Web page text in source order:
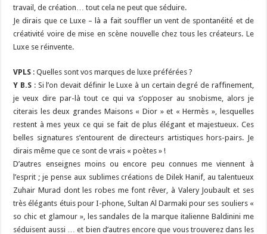
travail, de création… tout cela ne peut que séduire.
Je dirais que ce Luxe – là a fait souffler un vent de spontanéité et de
créativité voire de mise en scène nouvelle chez tous les créateurs. Le
Luxe se réinvente.
VPLS : Quelles sont vos marques de luxe préférées ?
Y B.S : Si l’on devait définir le Luxe à un certain degré de raffinement,
je veux dire par-là tout ce qui va s’opposer au snobisme, alors je
citerais les deux grandes Maisons « Dior » et « Hermès », lesquelles
restent à mes yeux ce qui se fait de plus élégant et majestueux. Ces
belles signatures s’entourent de directeurs artistiques hors-pairs. Je
dirais même que ce sont de vrais « poètes » !
D’autres enseignes moins ou encore peu connues me viennent à
l’esprit ; je pense aux sublimes créations de Dilek Hanif, au talentueux
Zuhair Murad dont les robes me font rêver, à Valery Joubault et ses
très élégants étuis pour I-phone, Sultan Al Darmaki pour ses souliers «
so chic et glamour », les sandales de la marque italienne Baldinini me
séduisent aussi … et bien d’autres encore que vous trouverez dans les